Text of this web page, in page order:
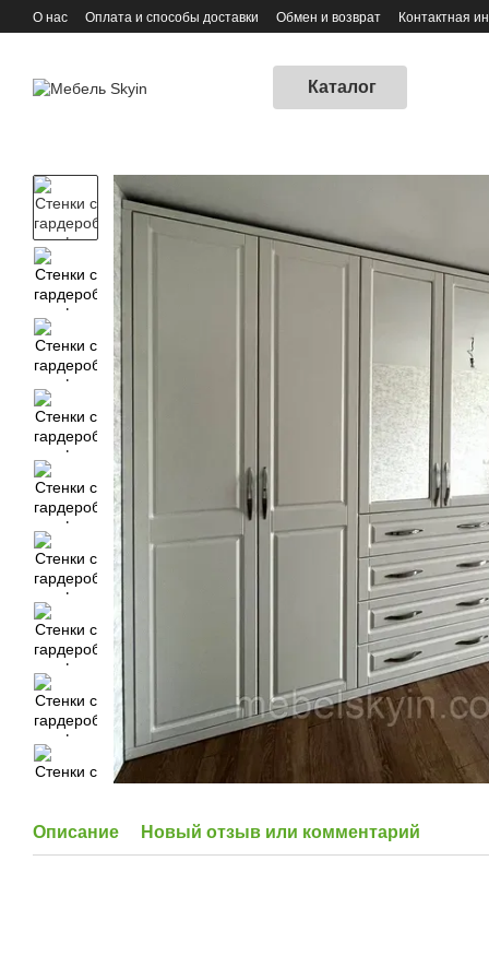
Перейти к основному контенту
О нас Оплата и способы доставки Обмен и возврат Контактная
Каталог
Описание Новый отзыв или комментарий